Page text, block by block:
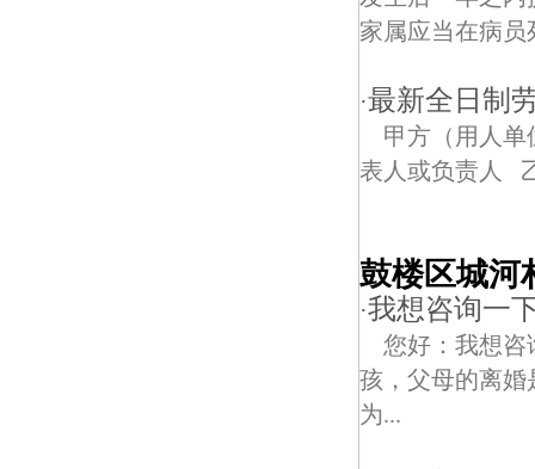
家属应当在病员
·最新全日制
甲方（用人单
表人或负责人
鼓楼区城河
·我想咨询一
您好：我想咨
孩，父母的离婚
为...